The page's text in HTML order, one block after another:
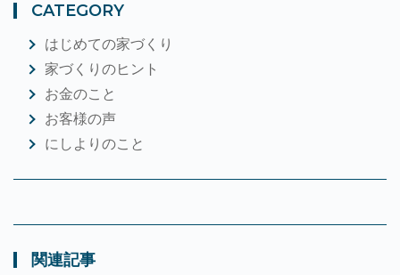
CATEGORY
はじめての家づくり
家づくりのヒント
お金のこと
お客様の声
にしよりのこと
関連記事